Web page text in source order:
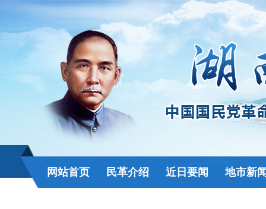
网站首页 民革介绍 近日要闻 地市新